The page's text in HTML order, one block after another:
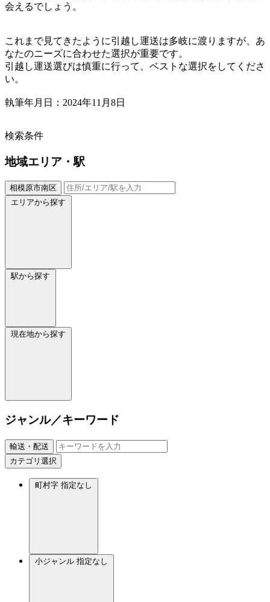
会えるでしょう。
これまで見てきたように引越し運送は多岐に渡りますが、あ
なたのニーズに合わせた選択が重要です。
引越し運送選びは慎重に行って、ベストな選択をしてくださ
い。
執筆年月日：2024年11月8日
検索条件
地域エリア・駅
相模原市南区
エリアから探す
駅から探す
現在地から探す
ジャンル／キーワード
輸送・配送
カテゴリ選択
町村字 指定なし
小ジャンル 指定なし